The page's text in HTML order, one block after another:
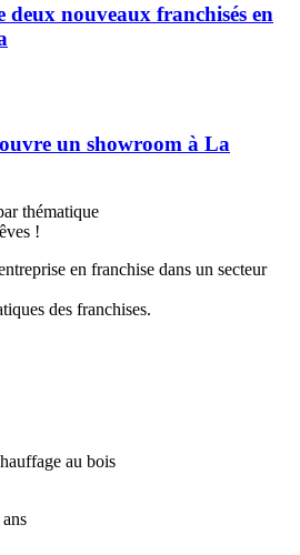
deux nouveaux franchisés en
un showroom à La
thématique
!
en franchise dans un secteur
des franchises.
au bois